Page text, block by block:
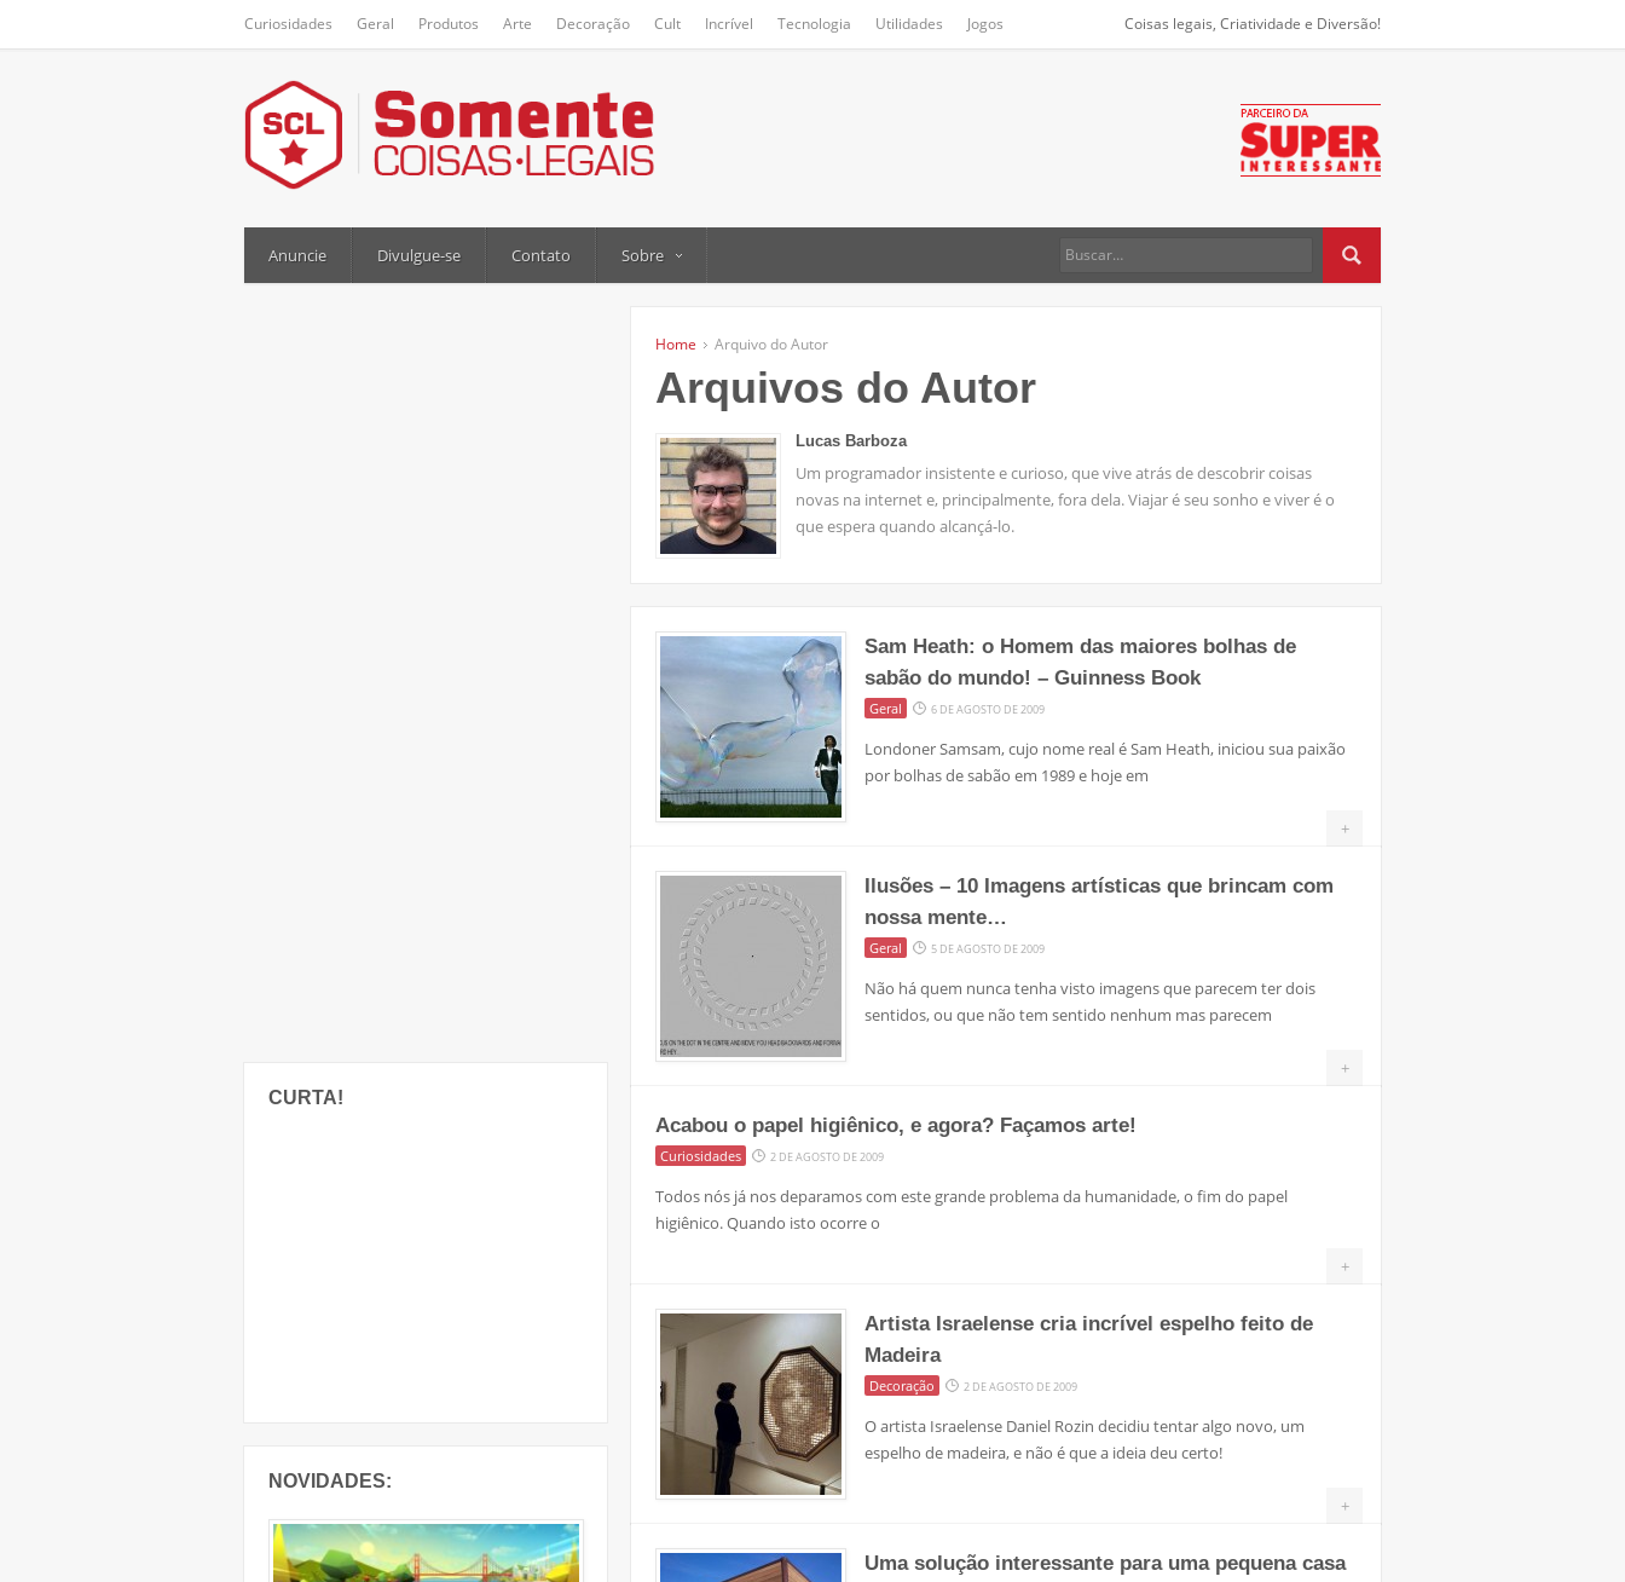
Curiosidades Geral Produtos Arte Decoração Cult Incrível Tecnologia Utilidades Jogos Coisas legais, Criatividade e Diversão!
Anuncie Divulgue-se Contato Sobre
CURTA!
NOVIDADES:
Home Arquivo do Autor
Arquivos do Autor
Lucas Barboza
Um programador insistente e curioso, que vive atrás de descobrir coisas
novas na internet e, principalmente, fora dela. Viajar é seu sonho e viver é o
que espera quando alcançá-lo.
Sam Heath: o Homem das maiores bolhas de
sabão do mundo! – Guinness Book
Geral 6 DE AGOSTO DE 2009
Londoner Samsam, cujo nome real é Sam Heath, iniciou sua paixão
por bolhas de sabão em 1989 e hoje em
+
Ilusões – 10 Imagens artísticas que brincam com
nossa mente…
Geral 5 DE AGOSTO DE 2009
Não há quem nunca tenha visto imagens que parecem ter dois
sentidos, ou que não tem sentido nenhum mas parecem
+
Acabou o papel higiênico, e agora? Façamos arte!
Curiosidades 2 DE AGOSTO DE 2009
Todos nós já nos deparamos com este grande problema da humanidade, o fim do papel
higiênico. Quando isto ocorre o
+
Artista Israelense cria incrível espelho feito de
Madeira
Decoração 2 DE AGOSTO DE 2009
O artista Israelense Daniel Rozin decidiu tentar algo novo, um
espelho de madeira, e não é que a ideia deu certo!
+
Uma solução interessante para uma pequena casa